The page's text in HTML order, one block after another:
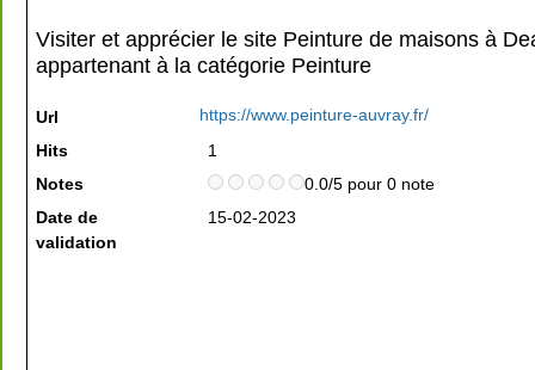
Visiter et apprécier le site Peinture de maisons à
appartenant à la catégorie Peinture
Url
https://www.peinture-auvray.fr/
Hits
1
Notes
0.0/5 pour 0 note
Date de
validation
15-02-2023